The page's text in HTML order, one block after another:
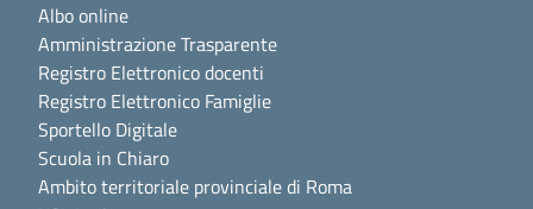
Albo online
Amministrazione Trasparente
Registro Elettronico docenti
Registro Elettronico Famiglie
Sportello Digitale
Scuola in Chiaro
Ambito territoriale provinciale di Roma